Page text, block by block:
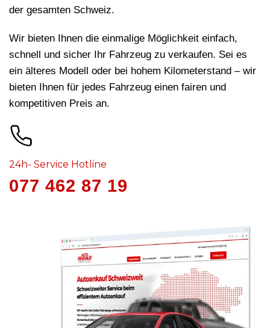
der gesamten Schweiz.
Wir bieten Ihnen die einmalige Möglichkeit einfach,
schnell und sicher Ihr Fahrzeug zu verkaufen. Sei es
ein älteres Modell oder bei hohem Kilometerstand – wir
bieten Ihnen für jedes Fahrzeug einen fairen und
kompetitiven Preis an.
24h- Service Hotline
077 462 87 19